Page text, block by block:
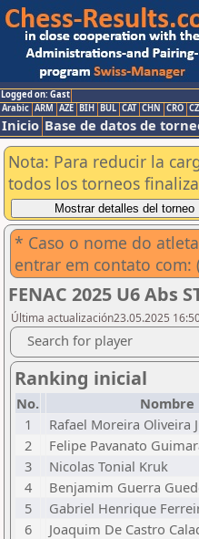
Logged on: Gast
Arabic ARM AZE BIH BUL CAT CHN CRO
Inicio Base de datos de
Nota: Para reducir la
todos los torneos
* Caso o nome do
entrar em contato com:
FENAC 2025 U6 Abs
Última actualización23.05.2025
Search for player
Ranking inicial
No. Nombre
1
Rafael Moreira Oliveira
2
Felipe Pavanato
3
Nicolas Tonial Kruk
4
Benjamim Guerra
5
Gabriel Henrique
6
Joaquim De Castro